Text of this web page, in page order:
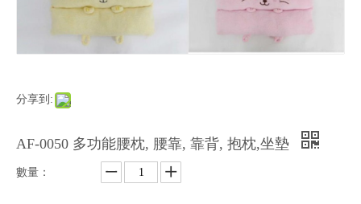
分享到:
AF-0050 多功能腰枕, 腰靠, 靠背, 抱枕,坐墊
數量：